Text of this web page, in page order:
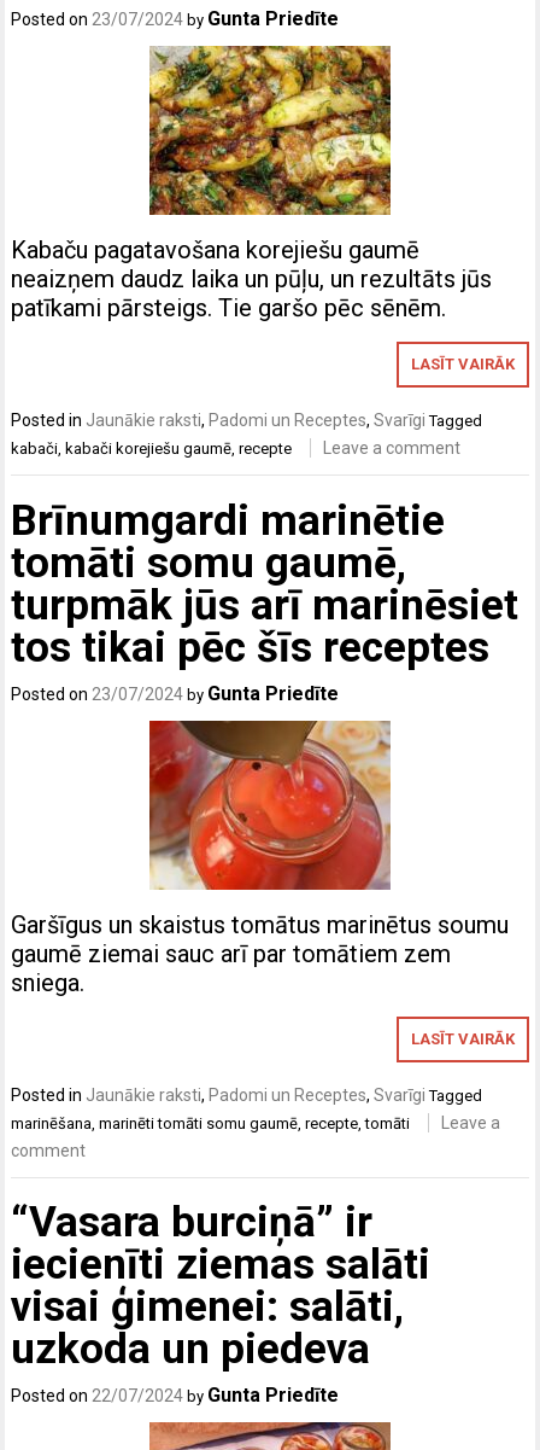
Posted on 23/07/2024 by Gunta Priedīte
Kabaču pagatavošana korejiešu gaumē
neaizņem daudz laika un pūļu, un rezultāts jūs
patīkami pārsteigs. Tie garšo pēc sēnēm.
LASĪT VAIRĀK
Posted in Jaunākie raksti, Padomi un Receptes,Svarīgi Tagged
kabači, kabači korejiešu gaumē,recepte Leave a comment
Brīnumgardi marinētie
tomāti somu gaumē,
turpmāk jūs arī marinēsiet
tos tikai pēc šīs receptes
Posted on 23/07/2024 by Gunta Priedīte
Garšīgus un skaistus tomātus marinētus soumu
gaumē ziemai sauc arī par tomātiem zem
sniega.
LASĪT VAIRĀK
Posted in Jaunākie raksti, Padomi un Receptes,Svarīgi Tagged
marinēšana ,marinēti tomāti somu gaumē ,recepte ,tomāti
Leave a
comment
“Vasara burciņā” ir
iecienīti ziemas salāti
visai ģimenei: salāti,
uzkoda un piedeva
Posted on 22/07/2024 by Gunta Priedīte